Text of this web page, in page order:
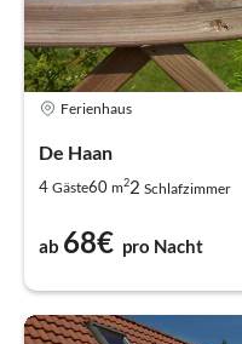
Ferienhaus
De Haan
4 Gäste60 m22 Schlafzimmer
ab 68€ pro Nacht